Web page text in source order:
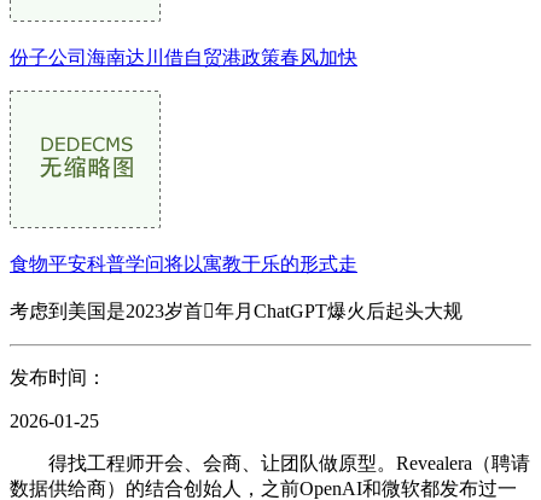
份子公司海南达川借自贸港政策春风加快
食物平安科普学问将以寓教于乐的形式走
考虑到美国是2023岁首年月ChatGPT爆火后起头大规
发布时间：
2026-01-25
得找工程师开会、会商、让团队做原型。Revealera（聘请
数据供给商）的结合创始人，之前OpenAI和微软都发布过一